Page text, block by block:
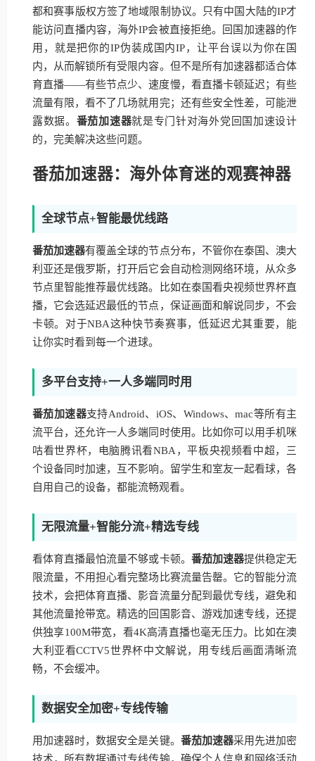
都和赛事版权方签了地域限制协议。只有中国大陆的IP才
能访问直播内容，海外IP会被直接拒绝。回国加速器的作
用，就是把你的IP伪装成国内IP，让平台误以为你在国
内，从而解锁所有受限内容。但不是所有加速器都适合体
育直播——有些节点少、速度慢，看直播卡顿延迟；有些
流量有限，看不了几场就用完；还有些安全性差，可能泄
露数据。 番茄加速器就是专门针对海外党回国加速设计
的，完美解决这些问题。
番茄加速器：海外体育迷的观赛神器
全球节点+智能最优线路
番茄加速器有覆盖全球的节点分布，不管你在泰国、澳大
利亚还是俄罗斯，打开后它会自动检测网络环境，从众多
节点里智能推荐最优线路。比如在泰国看央视频世界杯直
播，它会选延迟最低的节点，保证画面和解说同步，不会
卡顿。对于NBA这种快节奏赛事，低延迟尤其重要，能
让你实时看到每一个进球。
多平台支持+一人多端同时用
番茄加速器支持Android、iOS、Windows、mac等所有主
流平台，还允许一人多端同时使用。比如你可以用手机咪
咕看世界杯，电脑腾讯看NBA，平板央视频看中超，三
个设备同时加速，互不影响。留学生和室友一起看球，各
自用自己的设备，都能流畅观看。
无限流量+智能分流+精选专线
看体育直播最怕流量不够或卡顿。 番茄加速器提供稳定无
限流量，不用担心看完整场比赛流量告罄。它的智能分流
技术，会把体育直播、影音流量分配到最优专线，避免和
其他流量抢带宽。精选的回国影音、游戏加速专线，还提
供独享100M带宽，看4K高清直播也毫无压力。比如在澳
大利亚看CCTV5世界杯中文解说，用专线后画面清晰流
畅，不会缓冲。
数据安全加密+专线传输
用加速器时，数据安全是关键。 番茄加速器采用先进加密